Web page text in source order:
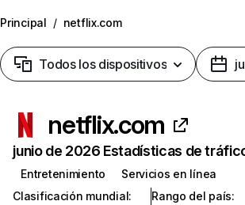
Principal / netflix.com
Todos los dispositivos
netflix.com
junio de 2026 Estadísticas de
Entretenimiento
Servicios en línea
Clasificación mundial:
Rango del país: